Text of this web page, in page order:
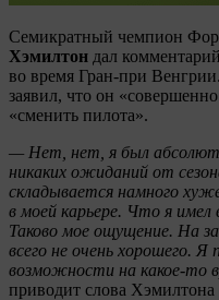
Семикратный чемпион
Хэмилтон дал
во время Гран-при
заявил, что он
«сменить пилота».
— Нет, нет, я был
никаких ожиданий от
складывается намного
в моей карьере. Что я имел
Таково мое ощущение. На
всего не очень хорошего.
возможности на какое-то
приводит слова Хэмилтона